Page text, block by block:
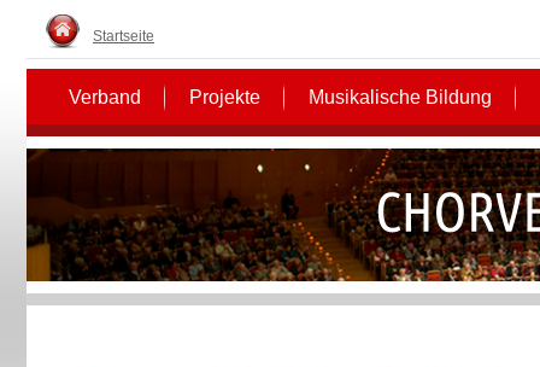
Startseite
Verband Projekte Musikalische Bildung